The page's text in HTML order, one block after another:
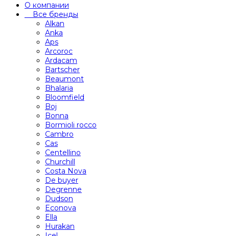
О компании
Все бренды
Alkan
Anka
Aps
Arcoroc
Ardacam
Bartscher
Beaumont
Bhalaria
Bloomfield
Boj
Bonna
Bormioli rocco
Cambro
Cas
Centellino
Churchill
Costa Nova
De buyer
Degrenne
Dudson
Econova
Ella
Hurakan